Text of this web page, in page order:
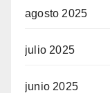
agosto 2025
julio 2025
junio 2025